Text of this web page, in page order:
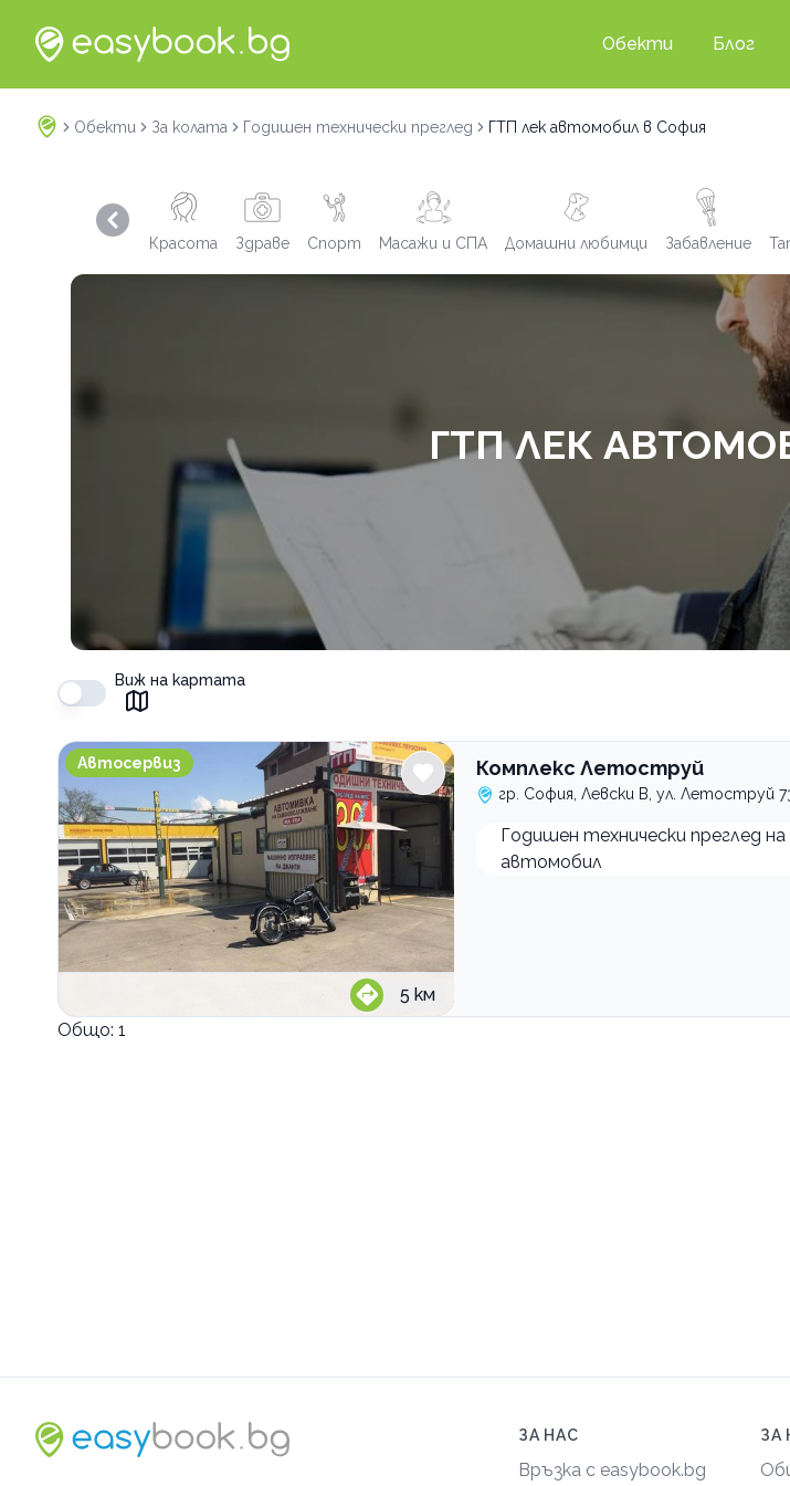
Обекти Блог
Обекти За колата Годишен технически преглед ГТП лек автомобил в София
Красота Здраве Спорт Масажи и СПА Домашни любимци Забавление
Previous slide
ГТП ЛЕК
Виж на картата
Комплекс Летоструй
Автосервиз
5 км
Комплекс Летоструй
гр. София, Левски В, ул. Летоструй
Годишен технически преглед на
автомобил
Общо: 1
ЗА НАС
Връзка с easybook.bg
ЗА